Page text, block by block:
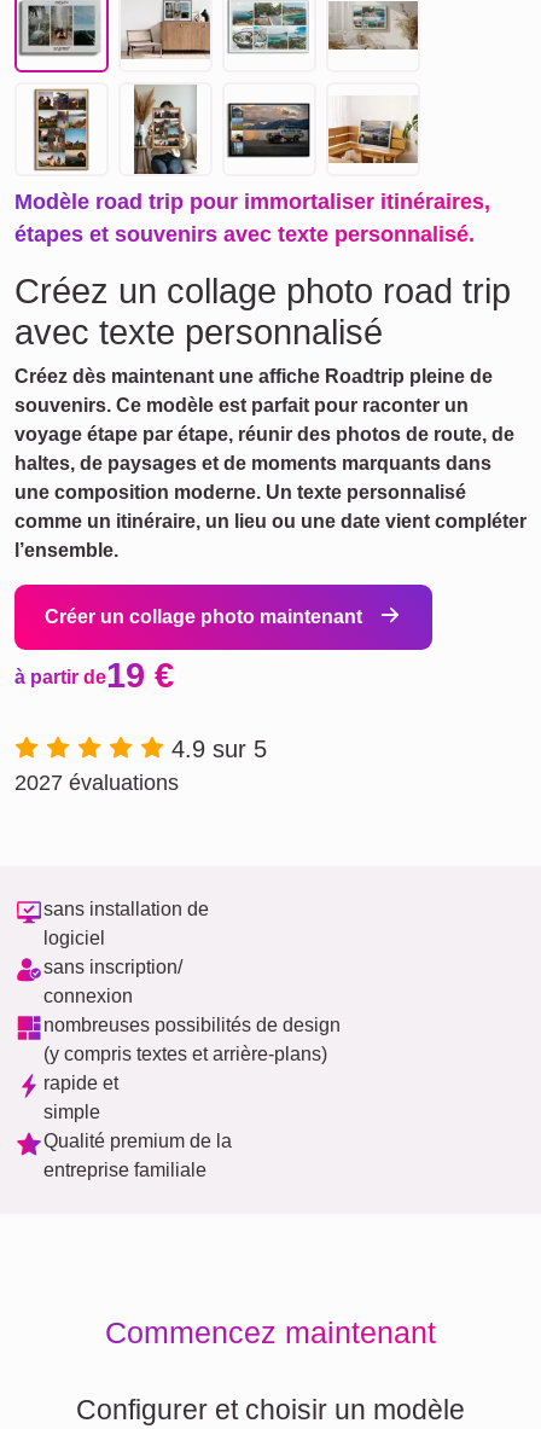
Modèle road trip pour immortaliser itinéraires,
étapes et souvenirs avec texte personnalisé.
Créez un collage photo road trip
avec texte personnalisé
Créez dès maintenant une affiche Roadtrip pleine de
souvenirs. Ce modèle est parfait pour raconter un
voyage étape par étape, réunir des photos de route, de
haltes, de paysages et de moments marquants dans
une composition moderne. Un texte personnalisé
comme un itinéraire, un lieu ou une date vient compléter
l’ensemble.
Créer un collage photo maintenant
à partir de19 €
4.9 sur 5
2027 évaluations
sans installation de
logiciel
sans inscription/
connexion
nombreuses possibilités de design
(y compris textes et arrière-plans)
rapide et
simple
Qualité premium de la
entreprise familiale
Commencez maintenant
Configurer et choisir un modèle